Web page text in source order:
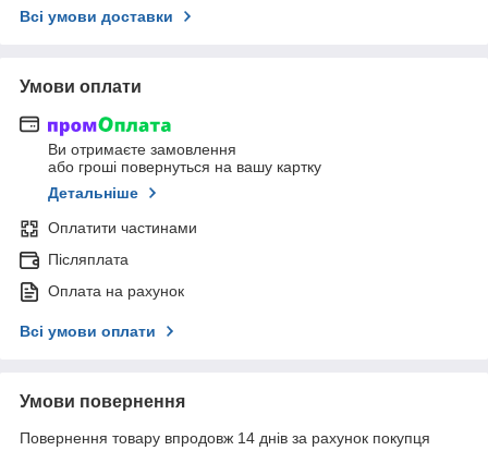
Всі умови доставки
Умови оплати
Ви отримаєте замовлення
або гроші повернуться на вашу картку
Детальніше
Оплатити частинами
Післяплата
Оплата на рахунок
Всі умови оплати
Умови повернення
Повернення товару впродовж 14 днів за рахунок покупця